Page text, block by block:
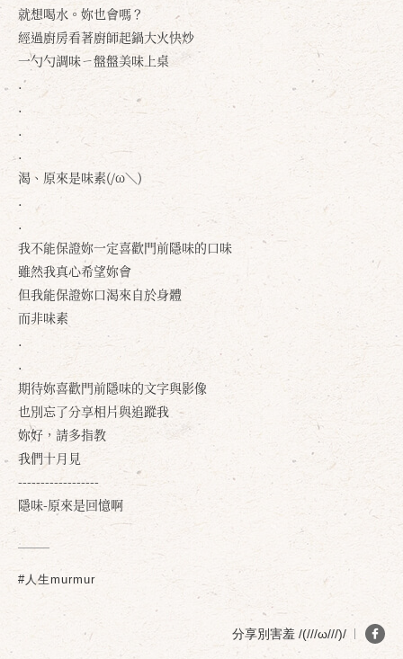
就想喝水。妳也會嗎？
經過廚房看著廚師起鍋大火快炒
一勺勺調味ㄧ盤盤美味上桌
.
.
.
.
渴、原來是味素(/ω＼)
.
.
我不能保證妳一定喜歡門前隱味的口味
雖然我真心希望妳會
但我能保證妳口渴來自於身體
而非味素
.
.
期待妳喜歡門前隱味的文字與影像
也別忘了分享相片與追蹤我
妳好，請多指教
我們十月見
------------------
隱味-原來是回憶啊
#人生murmur
分享別害羞 /(///ω///)/
取消